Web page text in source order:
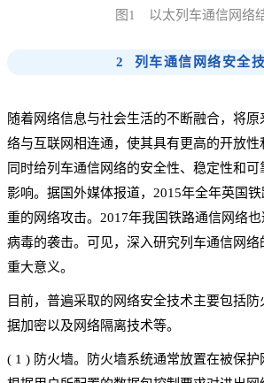
图1 以太列车通信网络
2 列车通信网络安全
随着网络信息与社会生活的不断融合，将原
络与互联网相连通，使其具有更高的开放性
同时给列车通信网络的安全性、稳定性和
影响。据国外媒体报道，2015年全年英国
重的网络攻击。2017年我国铁路通信网络也
病毒的袭击。可见，深入研究列车通信网络
重大意义。
目前，普遍采取的网络安全技术主要包括
据加密以及网络隔离技术等。
( 1 ) 防火墙。防火墙系统通常放置在被保护